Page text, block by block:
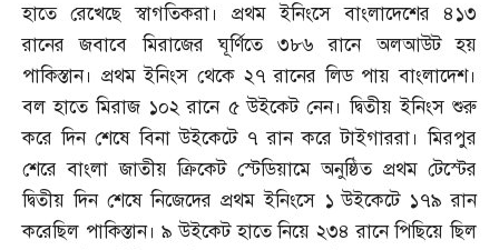
হাতে রেখেছে স্বাগতিকরা। প্রথম ইনিংসে বাংলাদেশের ৪১৩
রানের জবাবে মিরাজের ঘূর্ণিতে ৩৮৬ রানে অলআউট হয়
পাকিস্তান। প্রথম ইনিংস থেকে ২৭ রানের লিড পায় বাংলাদেশ।
বল হাতে মিরাজ ১০২ রানে ৫ উইকেট নেন। দ্বিতীয় ইনিংস শুরু
করে দিন শেষে বিনা উইকেটে ৭ রান করে টাইগাররা। মিরপুর
শেরে বাংলা জাতীয় ক্রিকেট স্টেডিয়ামে অনুষ্ঠিত প্রথম টেস্টের
দ্বিতীয় দিন শেষে নিজেদের প্রথম ইনিংসে ১ উইকেটে ১৭৯ রান
করেছিল পাকিস্তান। ৯ উইকেট হাতে নিয়ে ২৩৪ রানে পিছিয়ে ছিল